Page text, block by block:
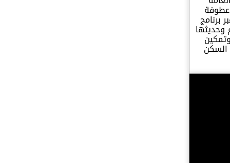
عطوفة
برنامج
وحديثها
السكن